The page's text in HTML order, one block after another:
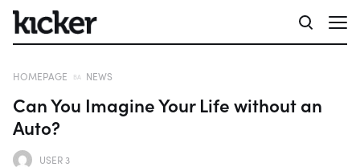
HOMEPAGE NEWS
USER 3
Can You Imagine Your Life without an
Auto?